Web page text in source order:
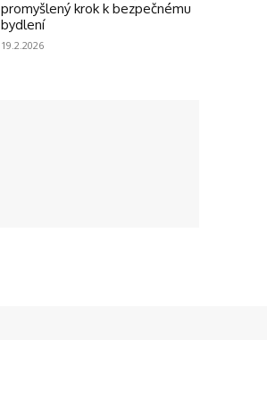
promyšlený krok k bezpečnému
bydlení
19.2.2026